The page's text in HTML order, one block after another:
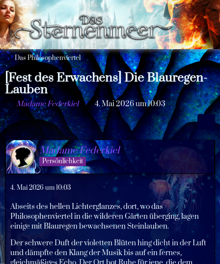
Das Philosophenviertel
[Fest des Erwachens] Die Blauregen-
Lauben
Madame Federkiel 4. Mai 2026 um 10:03
Madame Federkiel
Persönlichkeit
4. Mai 2026 um 10:03
Abseits des hellen Lichterglanzes, dort, wo das
Philosophenviertel in die wilderen Gärten überging, lagen
einige mit Blauregen bewachsenen Steinlauben.
Der schwere Duft der violetten Blüten hing dicht in der Luft
und dämpfte den Klang der Musik bis auf ein fernes,